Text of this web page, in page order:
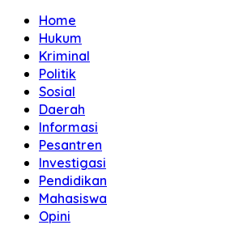
Home
Hukum
Kriminal
Politik
Sosial
Daerah
Informasi
Pesantren
Investigasi
Pendidikan
Mahasiswa
Opini